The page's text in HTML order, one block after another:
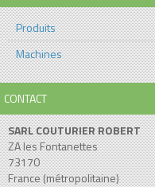
Produits
Machines
CONTACT
SARL COUTURIER ROBERT
ZA les Fontanettes
73170
France (métropolitaine)